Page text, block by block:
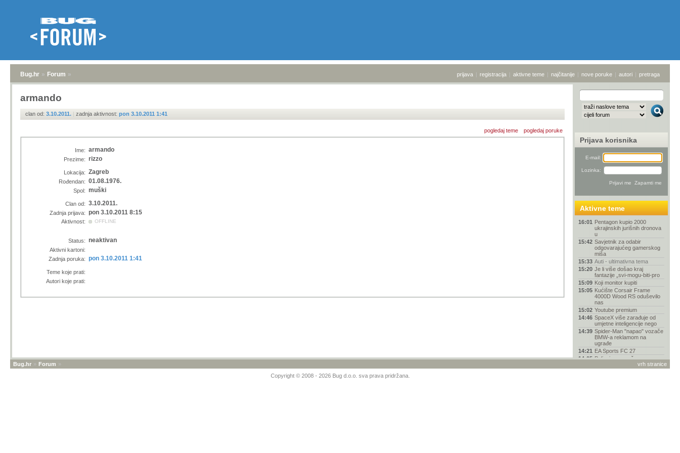
Bug.hr » Forum » prijava | registracija | aktivne teme | najčitanije | nove poruke | autori | pretraga
armando
clan od: 3.10.2011. | zadnja aktivnost: pon 3.10.2011 1:41
pogledaj teme pogledaj poruke
Ime: armando
Prezime: rizzo
Lokacija: Zagreb
Rođendan: 01.08.1976.
Spol: muški
Clan od: 3.10.2011.
Zadnja prijava: pon 3.10.2011 8:15
Aktivnost: OFFLINE
Status: neaktivan
Aktivni kartoni:
Zadnja poruka: pon 3.10.2011 1:41
Teme koje prati:
Autori koje prati:
Prijava korisnika
E-mail:
Lozinka:
Aktivne teme
16:01 Pentagon kupio 2000
ukrajinskih jurišnih dronova
u
15:42 Savjetnik za odabir
odgovarajućeg gamerskog
miša
15:33 Auti - ultimativna tema
15:20 Je li više došao kraj
fantazije „svi-mogu-biti-pro
15:09 Koji monitor kupiti
15:05 Kućište Corsair Frame
4000D Wood RS oduševilo
nas
15:02 Youtube premium
14:46 SpaceX više zarađuje od
umjetne inteligencije nego
14:39 Spider-Man "napao" vozače
BMW-a reklamom na
ugrađe
14:21 EA Sports FC 27
14:05 Policajac prerušen u grm
hvatao vozače koji korist
vrh stranice
Bug.hr » Forum »
Copyright © 2008 - 2026 Bug d.o.o. sva prava pridržana.